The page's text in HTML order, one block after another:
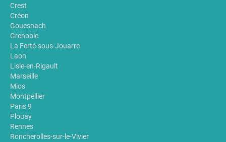
Crest
Créon
Gouesnach
Grenoble
La Ferté-sous-Jouarre
Laon
Lisle-en-Rigault
Marseille
Mios
Montpellier
Paris 9
Plouay
Rennes
Roncherolles-sur-le-Vivier